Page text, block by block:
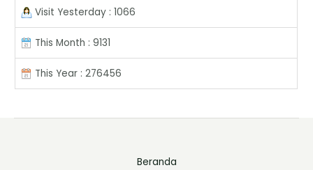
Visit Yesterday : 1066
This Month : 9131
This Year : 276456
Beranda